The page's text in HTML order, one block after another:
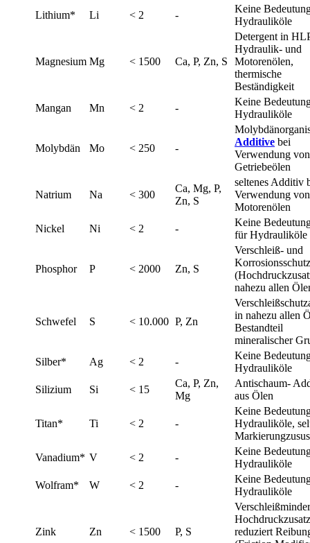
Lithium*
Li < 2 -
Keine
Hydrauliköle
Magnesium Mg < 1500 Ca, P, Zn, S
Detergent in
Hydraulik- und
Motorenölen,
thermische
Beständigkeit
Mangan
Mn < 2 -
Keine
Hydrauliköle
Molybdän Mo < 250 -
Additive bei
Verwendung von
Getriebeölen
Natrium Na < 300
Ca, Mg, P,
Zn, S
seltenes Additiv
Verwendung von
Motorenölen
Nickel
Ni < 2 -
Keine
für Hydrauliköle
Phosphor P < 2000 Zn, S
Verschleiß- und
nahezu allen
Schwefel S < 10.000 P, Zn
in nahezu allen
Bestandteil
mineralischer
Silber*
Ag < 2 -
Keine
Hydrauliköle
Silizium
Si < 15
Ca, P, Zn,
Mg
Antischaum-
aus Ölen
Titan* Ti < 2 -
Keine
Hydrauliköle,
Vanadium* V < 2 -
Keine
Hydrauliköle
Wolfram*
W < 2 -
Keine
Hydrauliköle
Zink Zn < 1500 P, S
reduziert